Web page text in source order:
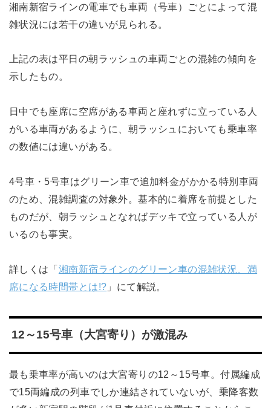
湘南新宿ラインの電車でも車両（号車）ごとによって混
雑状況には若干の違いが見られる。
上記の表は平日の朝ラッシュの車両ごとの混雑の傾向を
示したもの。
日中でも座席に空席がある車両と座れずに立っている人
がいる車両があるように、朝ラッシュにおいても乗車率
の数値には違いがある。
4号車・5号車はグリーン車で追加料金がかかる特別車両
のため、混雑調査の対象外。基本的に着席を前提とした
ものだが、朝ラッシュとなればデッキで立っている人が
いるのも事実。
詳しくは「湘南新宿ラインのグリーン車の混雑状況、満
席になる時間帯とは!? 」にて解説。
12～15号車（大宮寄り）が激混み
最も乗車率が高いのは大宮寄りの12～15号車。付属編成
で15両編成の列車でしか連結されていないが、乗降客数